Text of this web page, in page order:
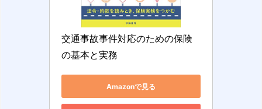
交通事故事件対応のための保険
の基本と実務
Amazonで見る